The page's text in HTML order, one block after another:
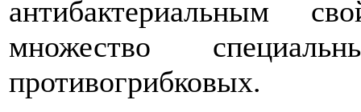
антибактериальным
множество
противогрибковых.